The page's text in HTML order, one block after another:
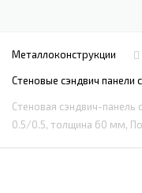
Металлоконструкции
Стеновые сэндвич панели
Стеновая сэндвич-
0.5/0.5, толщина 60 мм,